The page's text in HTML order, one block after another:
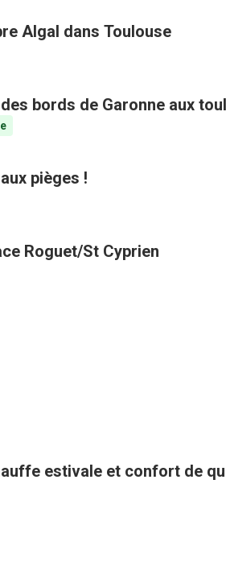
Algal dans Toulouse
bords de Garonne aux
pièges !
Roguet/St Cyprien
estivale et confort de